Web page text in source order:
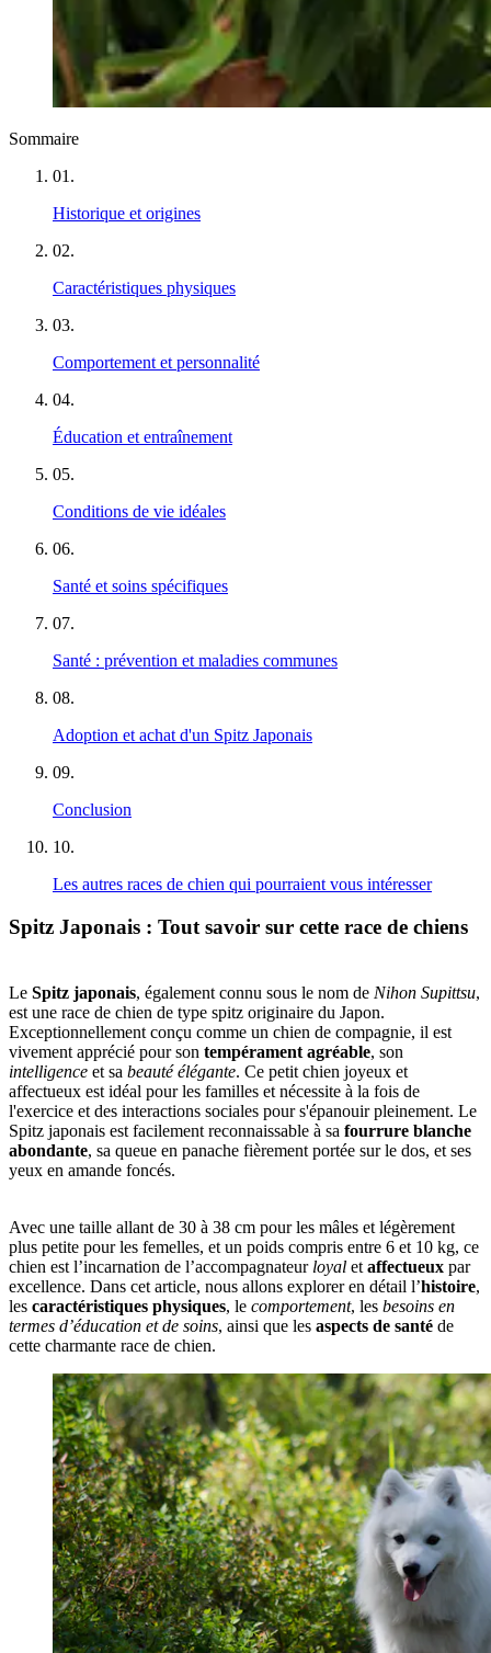
Sommaire
01 .
Historique et origines
02.
Caractéristiques physiques
03.
Comportement et personnalité
04.
Éducation et entraînement
05.
Conditions de vie idéales
06.
Santé et soins spécifiques
07.
Santé : prévention et maladies communes
08.
Adoption et achat d'un Spitz Japonais
09.
Conclusion
10.
Les autres races de chien qui pourraient vous intéresser
Spitz Japonais : Tout savoir sur cette race de chiens
Le Spitz japonais, également connu sous le nom de Nihon Supittsu,
est une race de chien de type spitz originaire du Japon.
Exceptionnellement conçu comme un chien de compagnie, il est
vivement apprécié pour son tempérament agréable, son
intelligence et sa beauté élégante. Ce petit chien joyeux et
affectueux est idéal pour les familles et nécessite à la fois de
l'exercice et des interactions sociales pour s'épanouir pleinement. Le
Spitz japonais est facilement reconnaissable à sa fourrure blanche
abondante, sa queue en panache fièrement portée sur le dos, et ses
yeux en amande foncés.
Avec une taille allant de 30 à 38 cm pour les mâles et légèrement
plus petite pour les femelles, et un poids compris entre 6 et 10 kg, ce
chien est l’incarnation de l’accompagnateur loyal et affectueux par
excellence. Dans cet article, nous allons explorer en détail l’histoire,
les caractéristiques physiques, le comportement, les besoins en
termes d’éducation et de soins, ainsi que les aspects de santé de
cette charmante race de chien.